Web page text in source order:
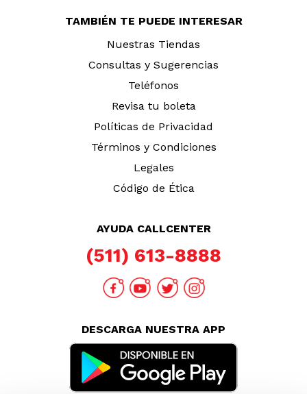
TAMBIÉN TE PUEDE INTERESAR
Nuestras Tiendas
Consultas y Sugerencias
Teléfonos
Revisa tu boleta
Políticas de Privacidad
Términos y Condiciones
Legales
Código de Ética
AYUDA CALLCENTER
(511) 613-8888
DESCARGA NUESTRA APP